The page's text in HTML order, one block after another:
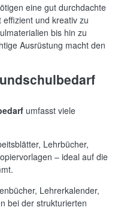
eine gut durchdachte
und kreativ zu
bis hin zu
Ausrüstung macht den
umfasst viele
Lehrbücher,
– ideal auf die
Lehrerkalender,
bei der strukturierten